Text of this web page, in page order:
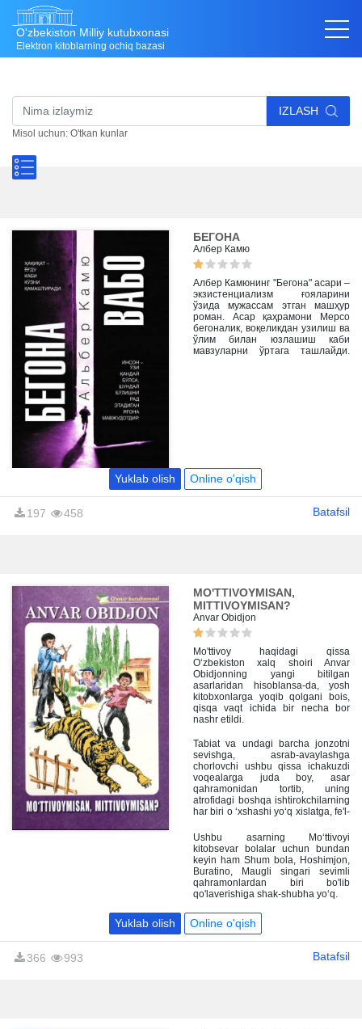
O'zbekiston Milliy kutubxonasi
Elektron kitoblarning ochiq bazasi
IZLASH
Misol uchun: O'tkan kunlar
БЕГОНА
Албер Камю
Албер Камюнинг "Бегона" асари –
экзистенциализм ғояларини
ўзида мужассам этган машҳур
роман. Асар қаҳрамони Мерсо
бегоналик, воқеликдан узилиш ва
ўлим билан юзлашиш каби
мавзуларни ўртага ташлайди.
тасодифан одам ўлдиради ва
қатл этилишга ҳукм қилинади.
Мерсо ўзининг бегоналигини,
ҳаётнинг маъносизлигини ва
Yuklab olish Online o'qish
197 458 Batafsil
MO'TTIVOYMISAN,
MITTIVOYMISAN?
Anvar Obidjon
Mo'ttivoy haqidagi qissa
O‘zbekiston xalq shoiri Anvar
Obidjonning yangi bitilgan
asarlaridan hisoblansa-da, yosh
kitobxonlarga yoqib qolgani bois,
qisqa vaqt ichida bir necha bor
nashr etildi.
Tabiat va undagi barcha jonzotni
sevishga, asrab-avaylashga
chorlovchi ushbu qissa ichakuzdi
voqealarga juda boy, asar
qahramonidan tortib, uning
atrofidagi boshqa ishtirokchilarning
har biri o ‘xshashi yo‘q xislatga, fe'l-
o‘quvchining yodiga mustahkam
o'rnasha oladi.
Ushbu asarning Mo‘ttivoyi
kitobsevar bolalar uchun bundan
keyin ham Shum bola, Hoshimjon,
Buratino, Maugli singari sevimli
qahramonlardan biri bo'lib
qo'laverishiga shak-shubha yo‘q.
Yuklab olish Online o'qish
366 993 Batafsil